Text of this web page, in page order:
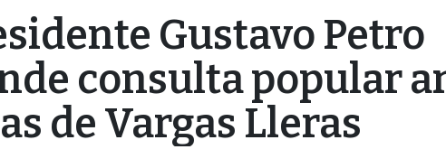
Gustavo Petro
consulta popular
de Vargas Lleras